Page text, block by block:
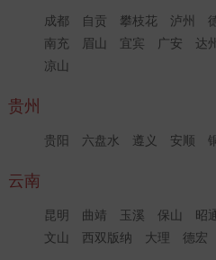
成都 自贡 攀枝花 泸州
南充
眉山 宜宾 广安 达州
凉山
贵州
贵阳 六盘水 遵义 安顺
云南
昆明 曲靖 玉溪 保山 昭
文山
西双版纳 大理 德宏